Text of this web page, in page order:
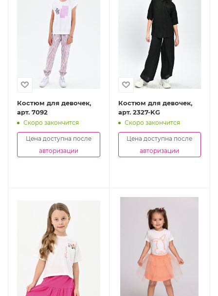
Костюм для девочек,
арт. 7092
Скоро закончится
Цена доступна после
авторизации
Костюм для девочек,
арт. 2327-KG
Скоро закончится
Цена доступна после
авторизации